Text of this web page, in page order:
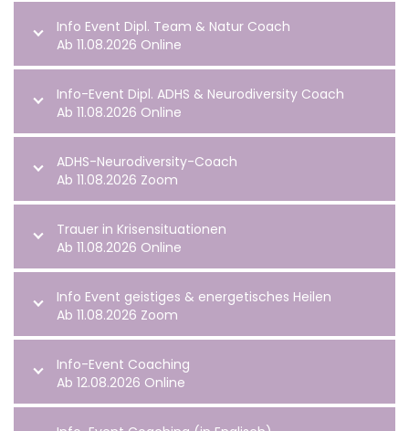
Info Event Dipl. Team & Natur Coach
Ab 11.08.2026 Online
Info-Event Dipl. ADHS & Neurodiversity Coach
Ab 11.08.2026 Online
ADHS-Neurodiversity-Coach
Ab 11.08.2026 Zoom
Trauer in Krisensituationen
Ab 11.08.2026 Online
Info Event geistiges & energetisches Heilen
Ab 11.08.2026 Zoom
Info-Event Coaching
Ab 12.08.2026 Online